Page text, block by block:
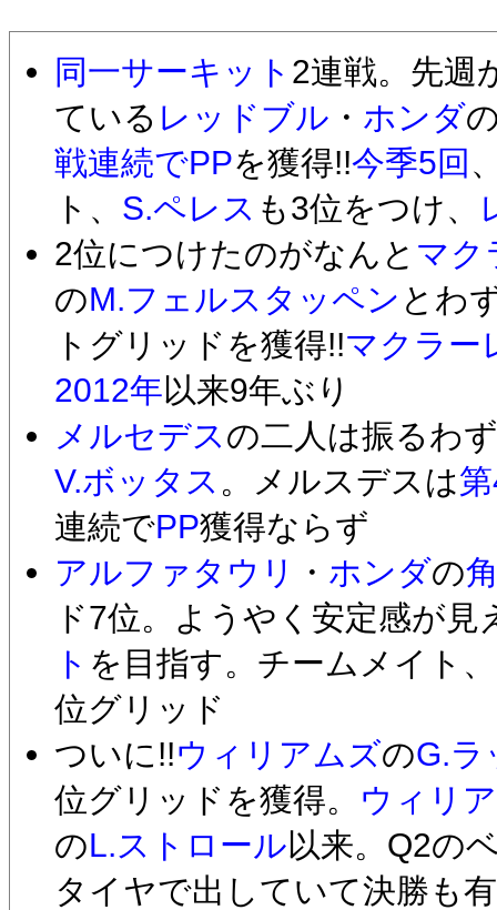
同一サーキット 2連戦。先週
ている レッドブル ・ ホンダ
戦連続でPPを獲得!!今季5回
ト、 S.ペレス も3位をつけ、
2位につけたのがなんと マク
のM.フェルスタッペン とわ
トグリッドを獲得!!マクラー
2012年以来9年ぶり
メルセデス の二人は振るわ
V.ボッタス 。メルスデスは
連続でPP獲得ならず
アルファタウリ
・ ホンダの
ド7位。ようやく安定感が
ト を目指す。チームメイト、
位グリッド
ついに!!ウィリアムズのG.ラ
位グリッドを獲得。 ウィリ
のL.ストロール以来。Q2の
タイヤで出していて決勝も